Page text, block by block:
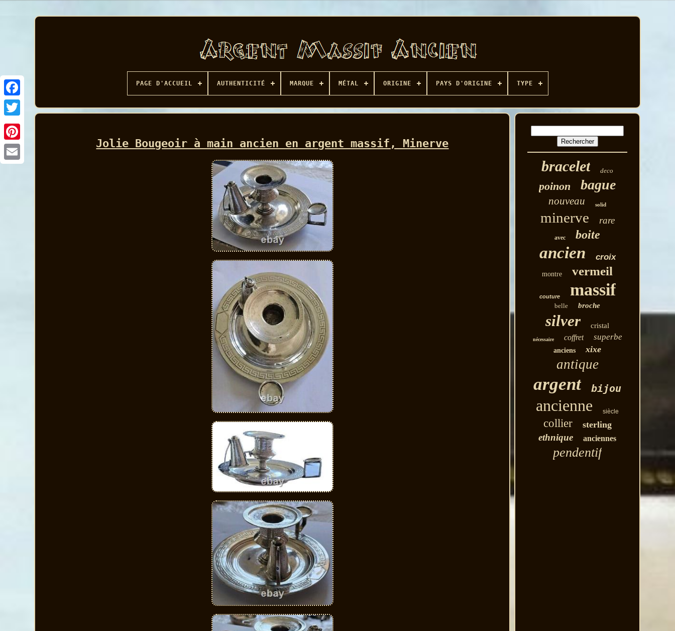
Facebook
PAGE D'ACCUEIL AUTHENTICITÉ MARQUE MÉTAL ORIGINE PAYS D'ORIGINE TYPE
Jolie Bougeoir à main ancien en argent massif, Minerve
bracelet deco
poinon bague
nouveau solid
minerve rare
avec boite
ancien croix
montre vermeil
couture massif
belle broche
silver cristal
nécessaire coffret superbe
anciens xixe
antique
argent bijou
ancienne siècle
collier sterling
ethnique anciennes
pendentif